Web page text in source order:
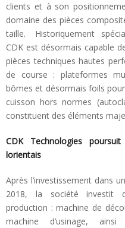
clients et à son
domaine des pièces
taille. Historiquement
CDK est désormais capable
pièces techniques hautes
de course : plateformes
bômes et désormais foils
cuisson hors normes
constituent des éléments
CDK Technologies
lorientais
Après l’investissement dans
2018, la société investit
production : machine de
machine d’usinage,